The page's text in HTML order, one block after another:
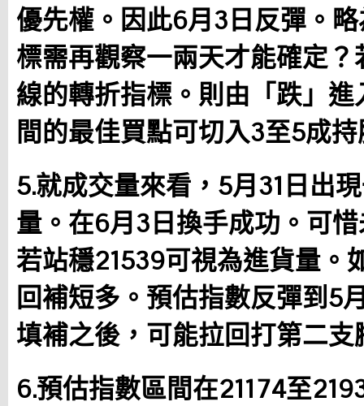
優先權。因此6月3日反彈。
標需再觀察一兩天才能確定
線的轉折指標。則由「跌」
間的最佳買點可切入3至5成
5.就成交量來看，5月31日出
量。在6月3日換手成功。可
若站穩21539可視為進貨量。
回補短多。預估指數反彈到5
填補之後，可能拉回打第二
6.預估指數區間在21174至